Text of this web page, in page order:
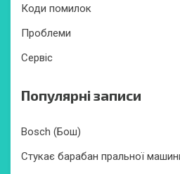
Коди помилок
Проблеми
Сервіс
Популярні записи
Bosch (Бош)
Стукає барабан пральної